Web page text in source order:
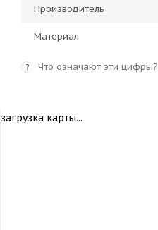
Производитель
Материал
? Что означают эти цифры?
загрузка карты...